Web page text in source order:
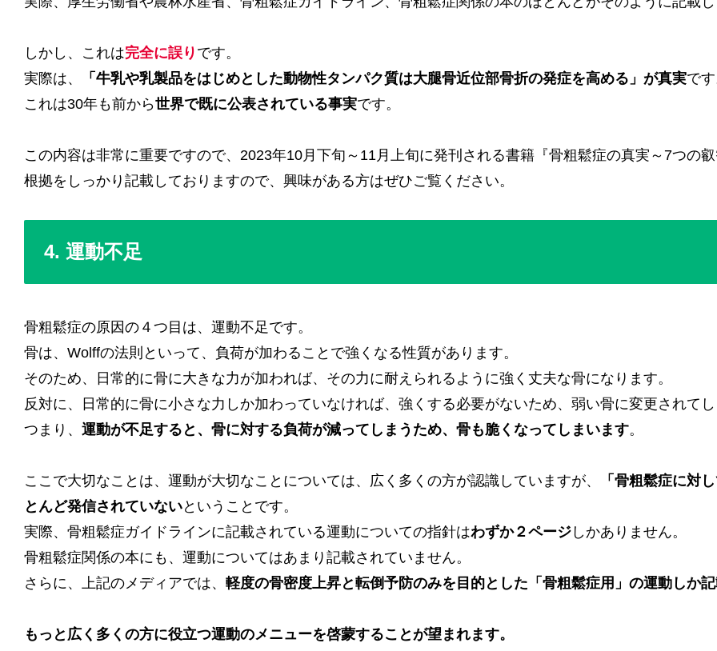
しかし、これは完全に誤り です。
実際は、
「牛乳や乳製品をはじめとした動物性タンパク質は大腿骨近位部骨折の発症を高める」が真実で
これは30年も前から世界で既に公表されている事実です。
この内容は非常に重要ですので、2023年10月下旬～11月上旬に発刊される書籍『骨粗鬆症の真実～7つの
根拠をしっかり記載しておりますので、興味がある方はぜひご覧ください。
4. 運動不足
骨粗鬆症の原因の４つ目は、運動不足です。
骨は、Wolffの法則といって、負荷が加わることで強くなる性質があります。
そのため、日常的に骨に大きな力が加われば、その力に耐えられるように強く丈夫な骨になります。
反対に、日常的に骨に小さな力しか加わっていなければ、強くする必要がないため、弱い骨に変更されて
つまり、 運動が不足すると、骨に対する負荷が減ってしまうため、骨も脆くなってしまいます。
ここで大切なことは、運動が大切なことについては、広く多くの方が認識していますが、
「骨粗鬆症に対
とんど発信されていないということです。
実際、骨粗鬆症ガイドラインに記載されている運動についての指針はわずか２ページ しかありません。
骨粗鬆症関係の本にも、運動についてはあまり記載されていません。
さらに、上記のメディアでは、 軽度の骨密度上昇と転倒予防のみを目的とした「骨粗鬆症用」の運動しか
もっと広く多くの方に役立つ運動のメニューを啓蒙することが望まれます。